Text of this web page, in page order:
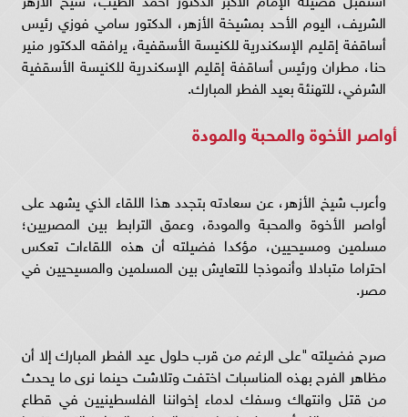
الشريف، اليوم الأحد بمشيخة الأزهر، الدكتور سامي فوزي رئيس
أساقفة إقليم الإسكندرية للكنيسة الأسقفية، يرافقه الدكتور منير
حنا، مطران ورئيس أساقفة إقليم الإسكندرية للكنيسة الأسقفية
الشرفي، للتهنئة بعيد الفطر المبارك.
أواصر الأخوة والمحبة والمودة
وأعرب شيخ الأزهر، عن سعادته بتجدد هذا اللقاء الذي يشهد على
أواصر الأخوة والمحبة والمودة، وعمق الترابط بين المصريين؛
مسلمين ومسيحيين، مؤكدا فضيلته أن هذه اللقاءات تعكس
احتراما متبادلا وأنموذجا للتعايش بين المسلمين والمسيحيين في
مصر.
صرح فضيلته "على الرغم من قرب حلول عيد الفطر المبارك إلا أن
مظاهر الفرح بهذه المناسبات اختفت وتلاشت حينما نرى ما يحدث
من قتل وانتهاك وسفك لدماء إخواننا الفلسطينيين في قطاع